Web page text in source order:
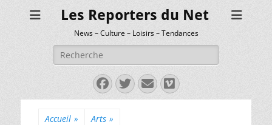
Les Reporters du Net
News – Culture – Loisirs – Tendances
Rechercher :
Facebook
Twitter
E-
mail
Vimeo
Accueil » Arts »